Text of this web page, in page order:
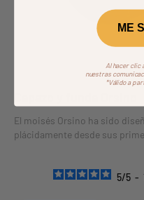
El moisés Orsino ha sido
plácidamente desde sus
5/5 -
ME
Al hacer
nuestras
*Válido a